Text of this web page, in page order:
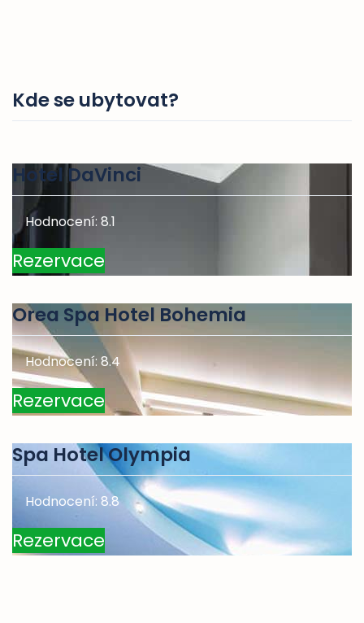
Kde se ubytovat?
Hotel DaVinci
Hodnocení: 8.1
Rezervace
Orea Spa Hotel Bohemia
Hodnocení: 8.4
Rezervace
Spa Hotel Olympia
Hodnocení: 8.8
Rezervace